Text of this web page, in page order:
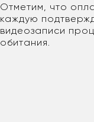
Отметим, что
каждую
видеозаписи
обитания.